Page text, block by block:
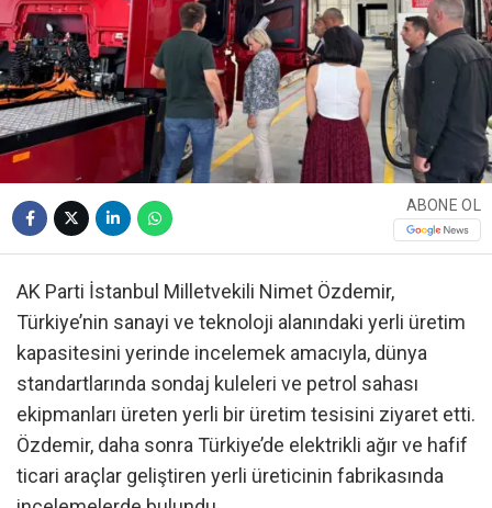
ABONE OL
AK Parti İstanbul Milletvekili Nimet Özdemir,
Türkiye’nin sanayi ve teknoloji alanındaki yerli üretim
kapasitesini yerinde incelemek amacıyla, dünya
standartlarında sondaj kuleleri ve petrol sahası
ekipmanları üreten yerli bir üretim tesisini ziyaret etti.
Özdemir, daha sonra Türkiye’de elektrikli ağır ve hafif
ticari araçlar geliştiren yerli üreticinin fabrikasında